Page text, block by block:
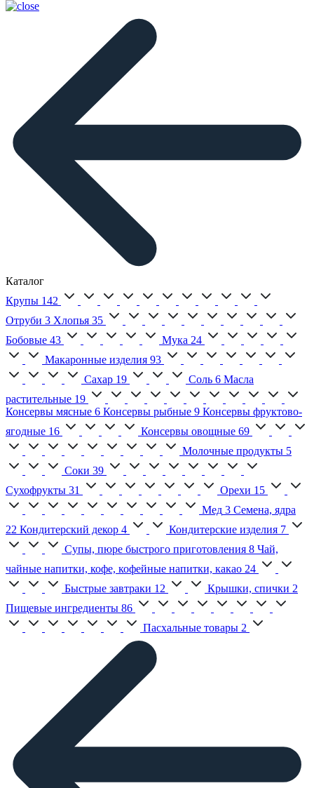
Каталог
Крупы 142
Отруби 3 Хлопья 35
Бобовые 43 Мука 24
Макаронные изделия 93
Сахар 19 Соль 6 Масла
растительные 19
Консервы мясные 6 Консервы рыбные 9 Консервы фруктово-
ягодные 16 Консервы овощные 69
Молочные продукты 5
Соки 39
Сухофрукты 31 Орехи 15
Мед 3 Семена, ядра
22 Кондитерский декор 4 Кондитерские изделия 7
Супы, пюре быстрого приготовления 8 Чай,
чайные напитки, кофе, кофейные напитки, какао 24
Быстрые завтраки 12 Крышки, спички 2
Пищевые ингредиенты 86
Пасхальные товары 2